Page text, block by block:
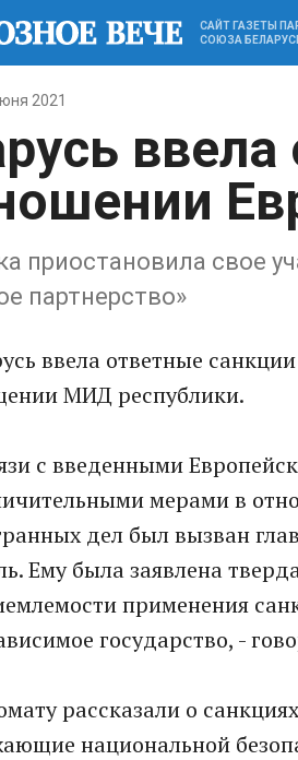
САЙТ ГАЗЕТЫ
СОЮЗА
2021
приостановила свое
партнерство»
ввела ответные
МИД республики.
с введенными
мерами в
дел был вызван
Ему была заявлена
применения
государство, -
рассказали о
национальной